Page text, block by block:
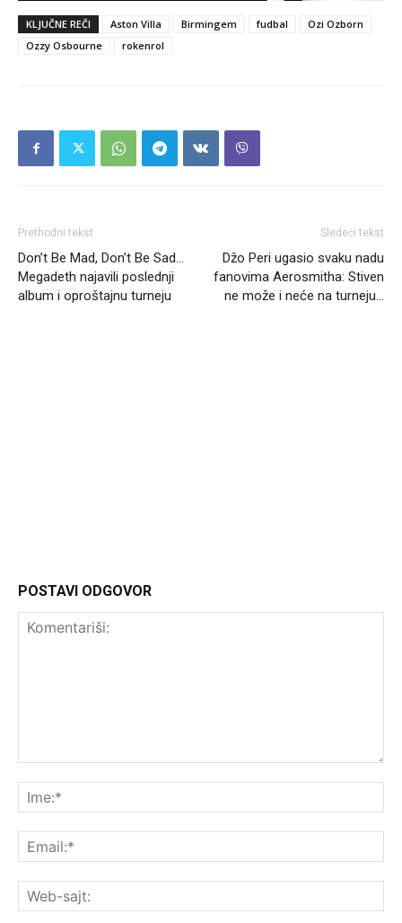
KLJUČNE REČI Aston Villa Birmingem fudbal
Ozi Ozborn
Ozzy Osbourne
rokenrol
Prethodni tekst
Don’t Be Mad, Don’t Be Sad…
Megadeth najavili poslednji
album i oproštajnu turneju
Sledeći tekst
Džo Peri ugasio svaku nadu
fanovima Aerosmitha: Stiven
ne može i neće na turneju…
POSTAVI ODGOVOR